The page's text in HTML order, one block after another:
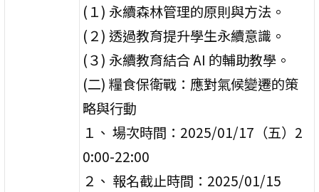
(１) 永續森林管理的原則與方法。
(２) 透過教育提升學生永續意識。
(３) 永續教育結合 AI 的輔助教學。
(二) 糧食保衛戰：應對氣候變遷的策
略與行動
１、 場次時間：2025/01/17（五）2
0:00-22:00
２、 報名截止時間：2025/01/15